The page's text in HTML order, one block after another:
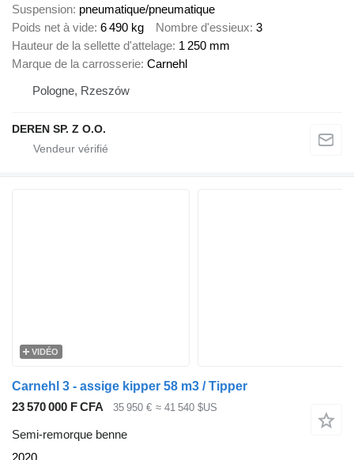
Suspension pneumatique/pneumatique
Poids net à vide 6 490 kg Nombre d'essieux 3
Hauteur de la sellette d'attelage 1 250 mm
Marque de la carrosserie Carnehl
Pologne, Rzeszów
DEREN SP. Z O.O.
VIDÉO
Carnehl 3 - assige kipper 58 m3 / Tipper
23 570 000 F CFA
35 950 € ≈ 41 540 $US
Semi-remorque benne
2020